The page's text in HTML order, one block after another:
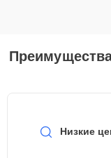
Низкие